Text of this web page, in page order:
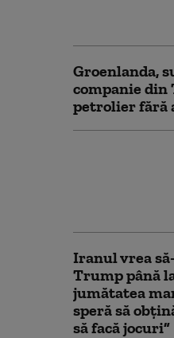
Groenlanda,
companie din
petrolier fără
Iranul vrea
Trump până
jumătatea
speră să
să facă jocuri”